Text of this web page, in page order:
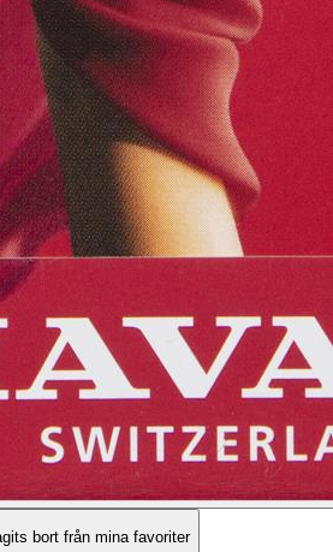
bort från mina favoriter